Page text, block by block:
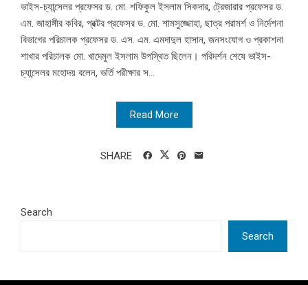
ভাইস-চ্যান্সেলর প্রফেসর ড. মো. শফিকুল ইসলাম সিকদার, ট্রেজারার প্রফেসর ড.
এম. জাহাঙ্গীর কবির, প্রক্টর প্রফেসর ড. মো. শামসুজ্জোহা, ছাত্র পরামর্শ ও নির্দেশনা
বিভাগের পরিচালক প্রফেসর ড. এস. এম. এমদাদুল হাসান, জনসংযোগ ও প্রকাশনা
শাখার পরিচালক মো. খাদেমুল ইসলাম উপস্থিত ছিলেন। পরিদর্শন শেষে ভাইস-
চ্যান্সেলর মহোদয় বলেন, ভর্তি পরীক্ষার স...
Read More
SHARE
Search
Search